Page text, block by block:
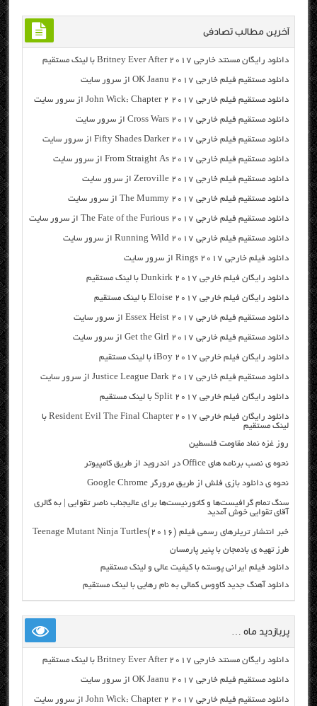
آخرین مطالب تصادفی
دانلود رایگان مسنتد خارجی Britney Ever After 2017 با لینک مستقیم
دانلود مستقیم فیلم خارجی OK Jaanu 2017 از سرور سایت
دانلود مستقیم فیلم خارجی John Wick: Chapter 2 2017 از سرور سایت
دانلود مستقیم فیلم خارجی Cross Wars 2017 از سرور سایت
دانلود مستقیم فیلم خارجی Fifty Shades Darker 2017 از سرور سایت
دانلود مستقیم فیلم خارجی From Straight As 2017 از سرور سایت
دانلود مستقیم فیلم خارجی Zeroville 2017 از سرور سایت
دانلود مستقیم فیلم خارجی The Mummy 2017 از سرور سایت
دانلود مستقیم فیلم خارجی The Fate of the Furious 2017 از سرور سایت
دانلود مستقیم فیلم خارجی Running Wild 2017 از سرور سایت
دانلود فیلم خارجی Rings 2017 از سرور سایت
دانلود رایگان فیلم خارجی Dunkirk 2017 با لینک مستقیم
دانلود رایگان فیلم خارجی Eloise 2017 با لینک مستقیم
دانلود مستقیم فیلم خارجی Essex Heist 2017 از سرور سایت
دانلود مستقیم فیلم خارجی Get the Girl 2017 از سرور سایت
دانلود رایگان فیلم خارجی iBoy 2017 با لینک مستقیم
دانلود مستقیم فیلم خارجی Justice League Dark 2017 از سرور سایت
دانلود رایگان فیلم خارجی Split 2017 با لینک مستقیم
دانلود رایگان فیلم خارجی Resident Evil The Final Chapter 2017 با
لینک مستقیم
روز غزه نماد مقاومت فلسطین
نحوه ی نصب برنامه های Office در اندروید از طریق کامپیوتر
نحوه ی دانلود بازی فلش از طریق مرورگر Google Chrome
سنگ تمام گرافیست‌ها و کاتورنیست‌ها برای عالیجناب ناصر تقوایی | به گالری
آقای تقوایی خوش آمدید
خبر انتشار تریلرهای رسمی فیلم (Teenage Mutant Ninja Turtles(2016
طرز تهیه ی بادمجان با پنیر پارمسان
دانلود فیلم ایرانی پوسته با کیفیت عالی و لینک مستقیم
دانلود آهنگ جدید کاووس کمالی به نام رهایی با لینک مستقیم
پربازدید ماه …
دانلود رایگان مسنتد خارجی Britney Ever After 2017 با لینک مستقیم
دانلود مستقیم فیلم خارجی OK Jaanu 2017 از سرور سایت
دانلود مستقیم فیلم خارجی John Wick: Chapter 2 2017 از سرور سایت